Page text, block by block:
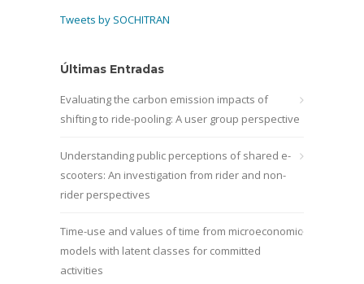
Tweets by SOCHITRAN
Últimas Entradas
Evaluating the carbon emission impacts of
shifting to ride-pooling: A user group perspective
Understanding public perceptions of shared e-
scooters: An investigation from rider and non-
rider perspectives
Time-use and values of time from microeconomic
models with latent classes for committed
activities